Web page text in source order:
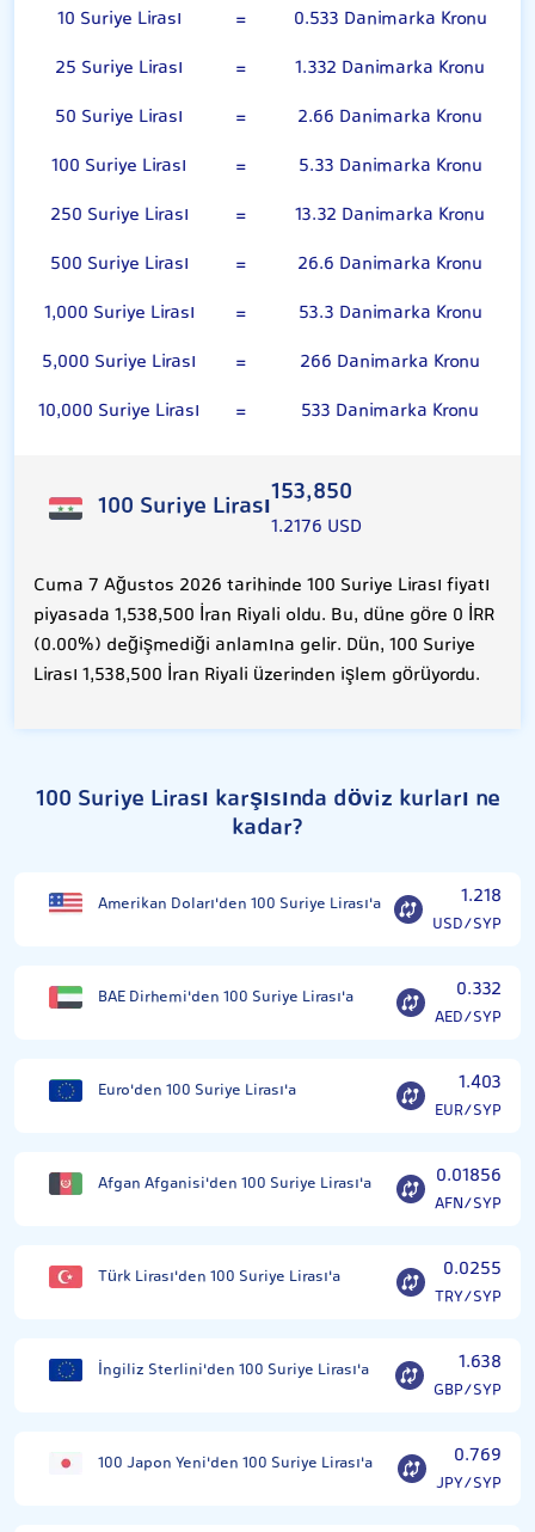
10 Suriye Lirası =
0.533 Danimarka Kronu
25 Suriye Lirası
=
1.332 Danimarka Kronu
50 Suriye Lirası
=
2.66 Danimarka Kronu
100 Suriye Lirası
=
5.33 Danimarka Kronu
250 Suriye Lirası
=
13.32 Danimarka Kronu
500 Suriye Lirası
=
26.6 Danimarka Kronu
1,000 Suriye Lirası
=
53.3 Danimarka Kronu
5,000 Suriye Lirası
=
266 Danimarka Kronu
10,000 Suriye Lirası
= 533 Danimarka Kronu
100 Suriye Lirası153,850
1.2176 USD
Cuma 7 Ağustos 2026 tarihinde 100 Suriye Lirası fiyatı
piyasada 1,538,500 İran Riyali oldu. Bu, düne göre 0 İRR
(0.00%) değişmediği anlamına gelir. Dün, 100 Suriye
Lirası 1,538,500 İran Riyali üzerinden işlem görüyordu.
100 Suriye Lirası karşısında döviz kurları ne
kadar?
Amerikan Doları'den 100 Suriye Lirası'a 1.218
USD/SYP
BAE Dirhemi'den 100 Suriye Lirası'a 0.332
AED/SYP
Euro'den 100 Suriye Lirası'a 1.403
EUR/SYP
Afgan Afganisi'den 100 Suriye Lirası'a 0.01856
AFN/SYP
Türk Lirası'den 100 Suriye Lirası'a 0.0255
TRY/SYP
İngiliz Sterlini'den 100 Suriye Lirası'a 1.638
GBP/SYP
100 Japon Yeni'den 100 Suriye Lirası'a 0.769
JPY/SYP